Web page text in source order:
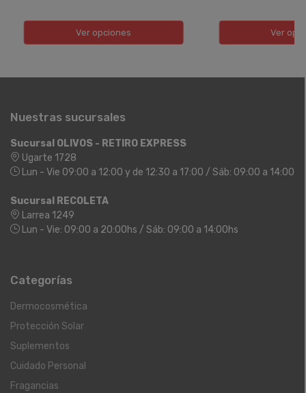
Ver opciones Ver
Nuestras sucursales
Sucursal OLIVOS - RETIRO EXPRESS
Ugarte 1728
Lun - Vie 09:00 a 12:00 y de 12:30 a 17:00 / Sáb: 09:00 a 14:00
Sucursal RECOLETA
Larrea 1249
Lun - Vie: 09:00 a 20:00hs / Sáb: 09:00 a 14:00hs
Categorías
Dermocosmética
Protección Solar
Suplementos
Cuidado Personal
Fragancias